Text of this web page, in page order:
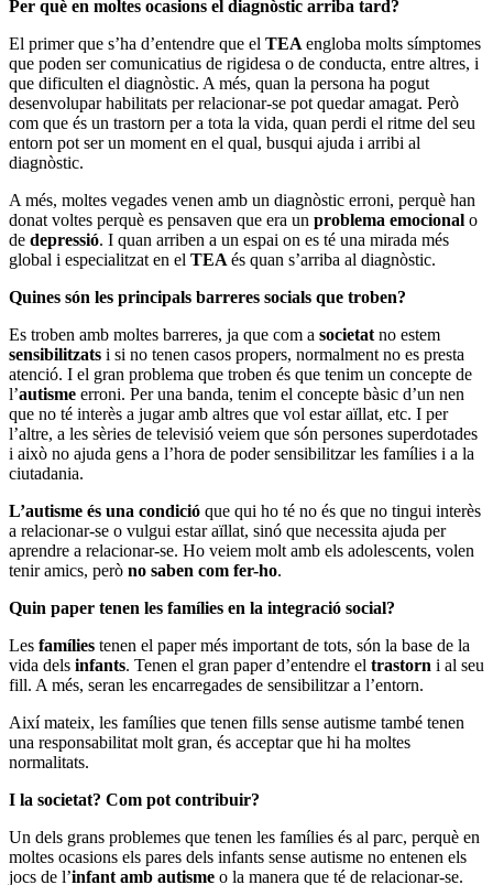
Per què en moltes ocasions el diagnòstic arriba tard?
El primer que s’ha d’entendre que el TEAengloba molts símptomes
que poden ser comunicatius de rigidesa o de conducta, entre altres, i
que dificulten el diagnòstic. A més, quan la persona ha pogut
desenvolupar habilitats per relacionar-se pot quedar amagat. Però
com que és un trastorn per a tota la vida, quan perdi el ritme del seu
entorn pot ser un moment en el qual, busqui ajuda i arribi al
diagnòstic.
A més, moltes vegades venen amb un diagnòstic erroni, perquè han
donat voltes perquè es pensaven que era un problema emocional o
de depressió. I quan arriben a un espai on es té una mirada més
global i especialitzat en el TEAés quan s’arriba al diagnòstic.
Quines són les principals barreres socials que troben?
Es troben amb moltes barreres, ja que com a societatno estem
sensibilitzats i si no tenen casos propers, normalment no es presta
atenció. I el gran problema que troben és que tenim un concepte de
l’autisme erroni. Per una banda, tenim el concepte bàsic d’un nen
que no té interès a jugar amb altres que vol estar aïllat, etc. I per
l’altre, a les sèries de televisió veiem que són persones superdotades
i això no ajuda gens a l’hora de poder sensibilitzar les famílies i a la
ciutadania.
L’autisme és una condició que qui ho té no és que no tingui interès
a relacionar-se o vulgui estar aïllat, sinó que necessita ajuda per
aprendre a relacionar-se. Ho veiem molt amb els adolescents, volen
tenir amics, però no saben com fer-ho.
Quin paper tenen les famílies en la integració social?
Les famílies tenen el paper més important de tots, són la base de la
vida dels infants. Tenen el gran paper d’entendre el trastorn i al seu
fill. A més, seran les encarregades de sensibilitzar a l’entorn.
Així mateix, les famílies que tenen fills sense autisme també tenen
una responsabilitat molt gran, és acceptar que hi ha moltes
normalitats.
I la societat? Com pot contribuir?
Un dels grans problemes que tenen les famílies és al parc, perquè en
moltes ocasions els pares dels infants sense autisme no entenen els
jocs de l’infant amb autisme o la manera que té de relacionar-se.